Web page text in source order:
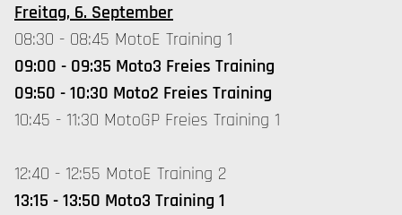
Freitag, 6. September
08:30 - 08:45 MotoE Training 1
09:00 - 09:35 Moto3 Freies Training
09:50 - 10:30 Moto2 Freies Training
10:45 - 11:30 MotoGP Freies Training 1
12:40 - 12:55 MotoE Training 2
13:15 - 13:50 Moto3 Training 1